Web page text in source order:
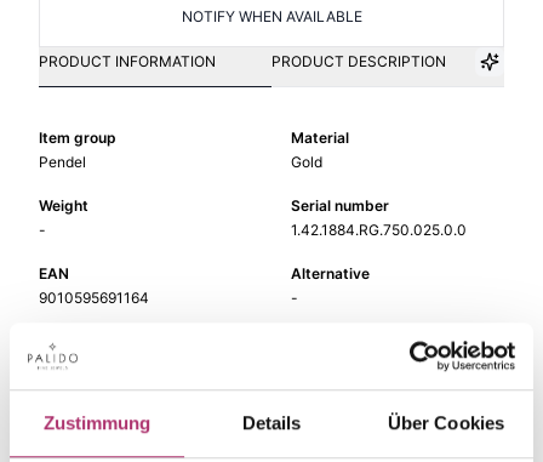
Zustimmung Details Über Cookies
NOTIFY WHEN AVAILABLE
PRODUCT INFORMATION PRODUCT DESCRIPTION
Item group
Pendel
Material
Gold
Weight
-
Serial number
1.42.1884.RG.750.025.0.0
EAN
9010595691164
Alternative
-
Metal Fineness
750
-
rot